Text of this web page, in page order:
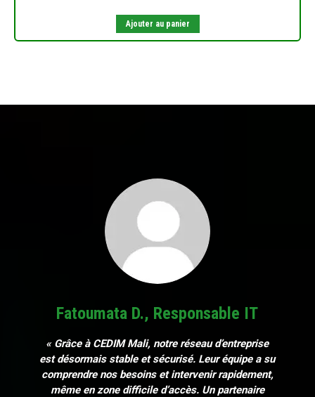
Ajouter au panier
Fatoumata D., Responsable IT
« Grâce à CEDIM Mali, notre réseau d’entreprise
est désormais stable et sécurisé. Leur équipe a su
comprendre nos besoins et intervenir rapidement,
même en zone difficile d’accès. Un partenaire